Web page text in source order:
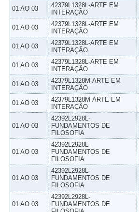
01 AO 03
42379L1328L-ARTE EM
INTERAÇÃO
01 AO 03
42379L1328L-ARTE EM
INTERAÇÃO
01 AO 03
42379L1328L-ARTE EM
INTERAÇÃO
01 AO 03
42379L1328L-ARTE EM
INTERAÇÃO
01 AO 03
42379L1328M-ARTE EM
INTERAÇÃO
01 AO 03
42379L1328M-ARTE EM
INTERAÇÃO
01 AO 03
42392L2928L-
FUNDAMENTOS DE
FILOSOFIA
01 AO 03
42392L2928L-
FUNDAMENTOS DE
FILOSOFIA
01 AO 03
42392L2928L-
FUNDAMENTOS DE
FILOSOFIA
01 AO 03
42392L2928L-
FUNDAMENTOS DE